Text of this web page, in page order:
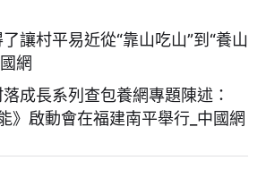
讓村平易近從“靠山吃山”到“養山
網
落成長系列查包養網專題陳述：
》啟動會在福建南平舉行_中國網